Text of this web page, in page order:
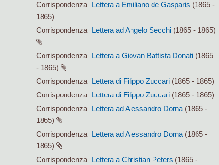
Corrispondenza
Lettera a Emiliano de Gasparis (1865 -
1865)
Corrispondenza
Lettera ad Angelo Secchi (1865 - 1865)
Corrispondenza Lettera a Giovan Battista Donati (1865
- 1865)
Corrispondenza
Lettera di Filippo Zuccari (1865 - 1865)
Corrispondenza
Lettera di Filippo Zuccari (1865 - 1865)
Corrispondenza
Lettera ad Alessandro Dorna (1865 -
1865)
Corrispondenza
Lettera ad Alessandro Dorna (1865 -
1865)
Corrispondenza
Lettera a Christian Peters (1865 -